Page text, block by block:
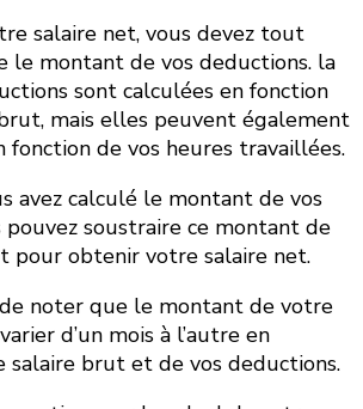
salaire net, vous devez tout
le montant de vos deductions. la
sont calculées en fonction
mais elles peuvent également
fonction de vos heures travaillées.
avez calculé le montant de vos
pouvez soustraire ce montant de
pour obtenir votre salaire net.
noter que le montant de votre
d’un mois à l’autre en
salaire brut et de vos deductions.